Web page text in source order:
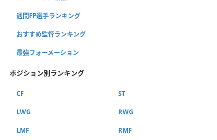
週間FP選手ランキング
おすすめ監督ランキング
最強フォーメーション
ポジション別ランキング
CF ST
LWG RWG
LMF RMF